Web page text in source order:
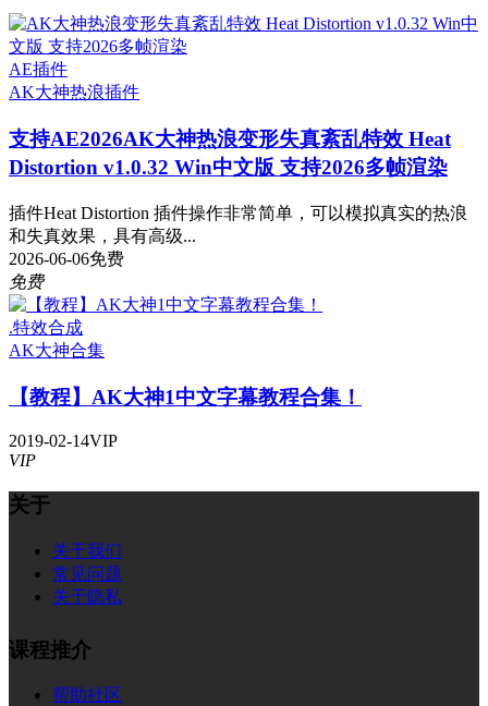
AE插件
AK大神热浪插件
支持AE2026AK大神热浪变形失真紊乱特效 Heat
Distortion v1.0.32 Win中文版 支持2026多帧渲染
插件Heat Distortion 插件操作非常简单，可以模拟真实的热浪
和失真效果，具有高级...
2026-06-06免费
免费
.特效合成
AK大神合集
【教程】AK大神1中文字幕教程合集！
2019-02-14VIP
VIP
关于
关于我们
常见问题
关于隐私
课程推介
帮助社区